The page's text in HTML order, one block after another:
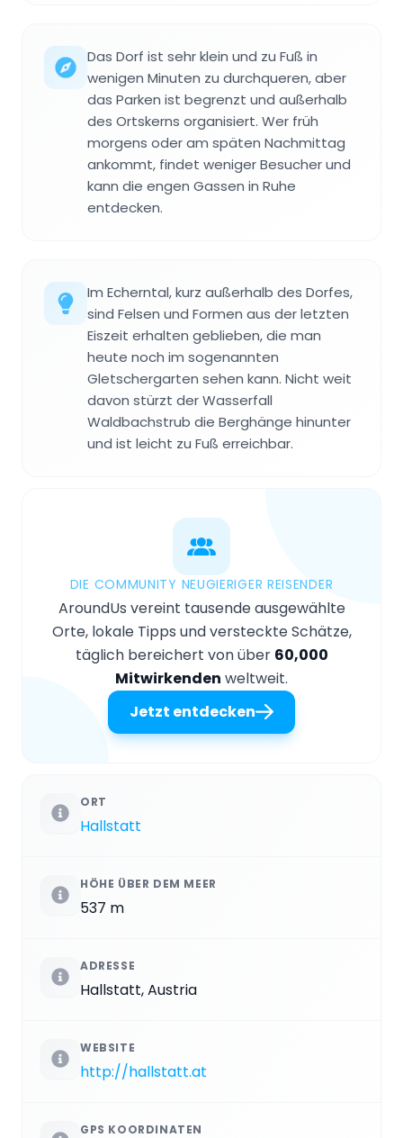
Das Dorf ist sehr klein und zu Fuß in
wenigen Minuten zu durchqueren, aber
das Parken ist begrenzt und außerhalb
des Ortskerns organisiert. Wer früh
morgens oder am späten Nachmittag
ankommt, findet weniger Besucher und
kann die engen Gassen in Ruhe
entdecken.
Im Echerntal, kurz außerhalb des Dorfes,
sind Felsen und Formen aus der letzten
Eiszeit erhalten geblieben, die man
heute noch im sogenannten
Gletschergarten sehen kann. Nicht weit
davon stürzt der Wasserfall
Waldbachstrub die Berghänge hinunter
und ist leicht zu Fuß erreichbar.
DIE COMMUNITY NEUGIERIGER REISENDER
AroundUs vereint tausende ausgewählte
Orte, lokale Tipps und versteckte Schätze,
täglich bereichert von über 60,000
Mitwirkenden weltweit.
Jetzt entdecken
ORT
Hallstatt
HÖHE ÜBER DEM MEER
537 m
ADRESSE
Hallstatt, Austria
WEBSITE
http://hallstatt.at
GPS KOORDINATEN